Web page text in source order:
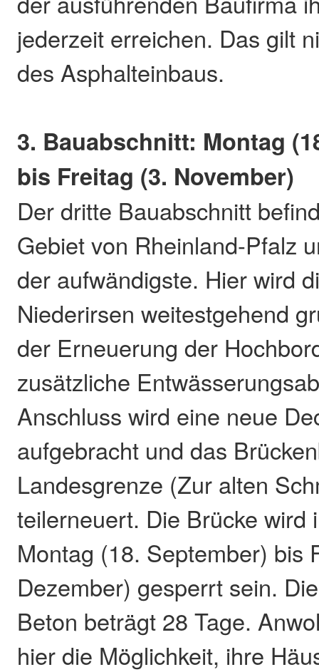
jederzeit erreichen. Das gilt
des Asphalteinbaus.
3. Bauabschnitt: Montag
bis Freitag (3. November)
Der dritte Bauabschnitt
Gebiet von Rheinland-Pfalz
der aufwändigste. Hier wird
Niederirsen weitestgehend
der Erneuerung der
zusätzliche
Anschluss wird eine neue
aufgebracht und das
Landesgrenze (Zur alten
teilerneuert. Die Brücke wird
Montag (18. September) bis
Dezember) gesperrt sein.
Beton beträgt 28 Tage.
hier die Möglichkeit, ihre